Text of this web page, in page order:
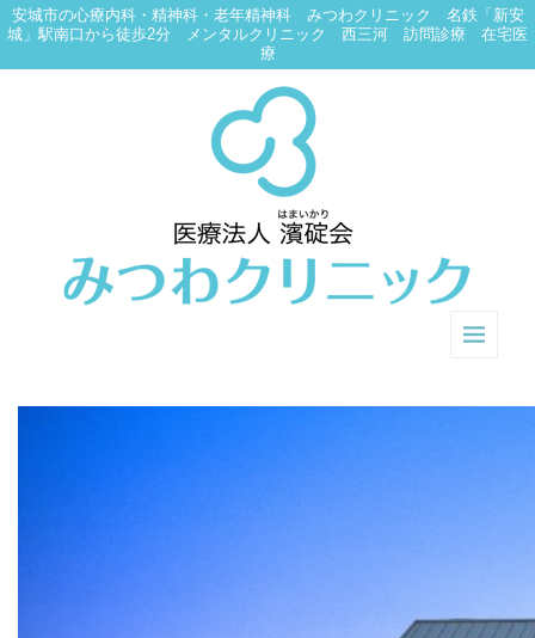
安城市の心療内科・精神科・老年精神科 みつわクリニック 名鉄「新安
城」駅南口から徒歩2分 メンタルクリニック 西三河 訪問診療 在宅医
療